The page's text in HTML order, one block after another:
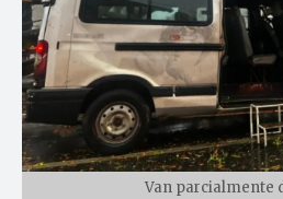
Van parcialmente